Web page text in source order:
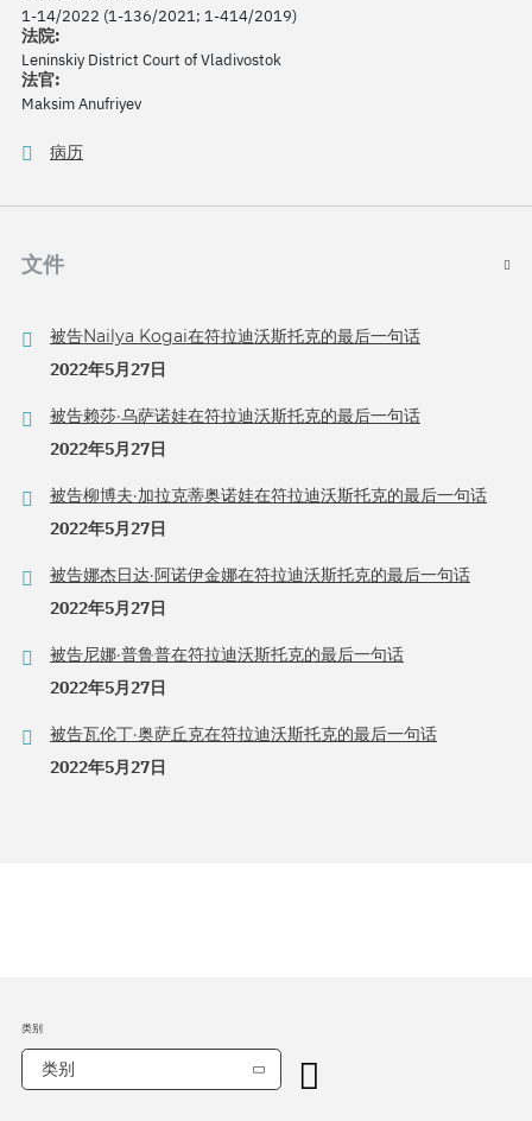
1-14/2022 (1-136/2021; 1-414/2019)
法院:
Leninskiy District Court of Vladivostok
法官:
Maksim Anufriyev
病历
文件
被告Nailya Kogai在符拉迪沃斯托克的最后一句话
2022年5月27日
被告赖莎·乌萨诺娃在符拉迪沃斯托克的最后一句话
2022年5月27日
被告柳博夫·加拉克蒂奥诺娃在符拉迪沃斯托克的最后一句话
2022年5月27日
被告娜杰日达·阿诺伊金娜在符拉迪沃斯托克的最后一句话
2022年5月27日
被告尼娜·普鲁普在符拉迪沃斯托克的最后一句话
2022年5月27日
被告瓦伦丁·奥萨丘克在符拉迪沃斯托克的最后一句话
2022年5月27日
类别
类别